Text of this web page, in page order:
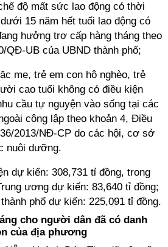
độ mất sức lao động có thời
15 năm hết tuổi lao động có
hưởng trợ cấp hàng tháng theo
QĐ-UB của UBND thành phố;
mẹ, trẻ em con hộ nghèo, trẻ
cao tuổi không có điều kiện
cầu tự nguyện vào sống tại các
công lập theo khoản 4, Điều
2013/NĐ-CP do các hội, cơ sở
nuôi dưỡng.
dự kiến: 308,731 tỉ đồng, trong
ương dự kiến: 83,640 tỉ đồng;
phố dự kiến: 225,091 tỉ đồng.
cho người dân đã có danh
của địa phương